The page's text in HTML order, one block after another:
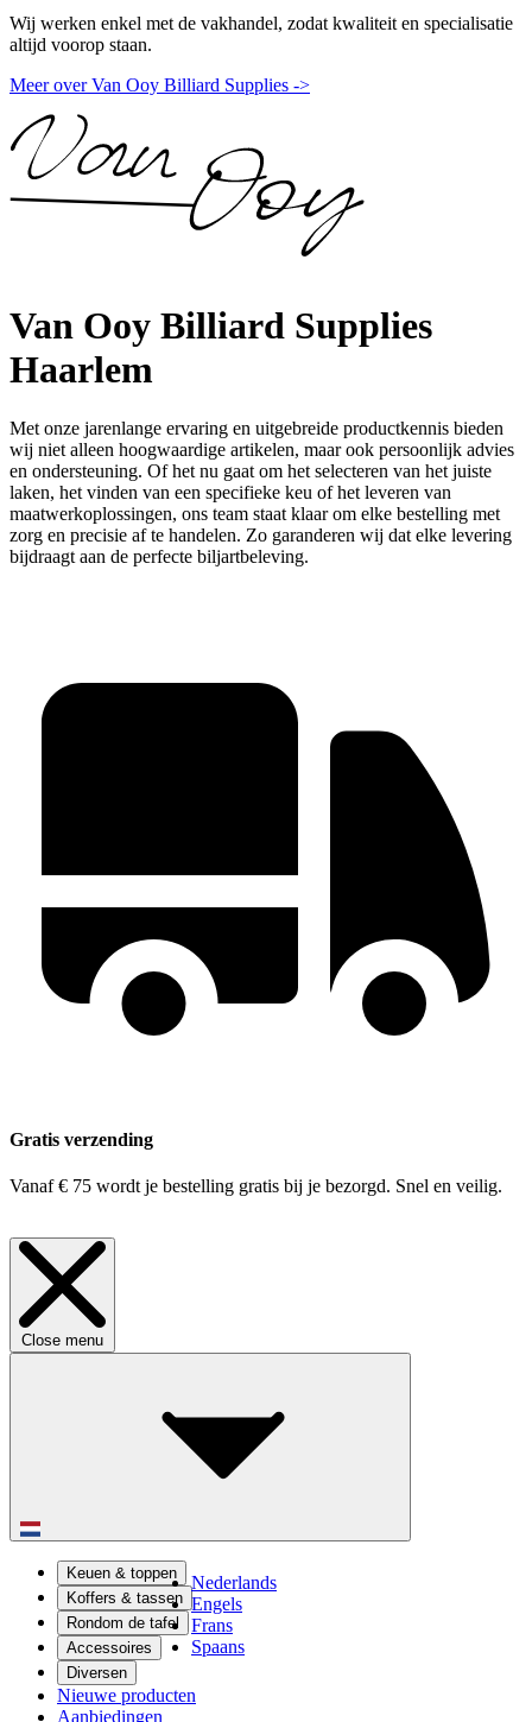
Wij werken enkel met de vakhandel, zodat kwaliteit en specialisatie
altijd voorop staan.
Meer over Van Ooy Billiard Supplies ->
Van Ooy Billiard Supplies
Haarlem
Met onze jarenlange ervaring en uitgebreide productkennis bieden
wij niet alleen hoogwaardige artikelen, maar ook persoonlijk advies
en ondersteuning. Of het nu gaat om het selecteren van het juiste
laken, het vinden van een specifieke keu of het leveren van
maatwerkoplossingen, ons team staat klaar om elke bestelling met
zorg en precisie af te handelen. Zo garanderen wij dat elke levering
bijdraagt aan de perfecte biljartbeleving.
Gratis verzending
Vanaf € 75 wordt je bestelling gratis bij je bezorgd. Snel en veilig.
Close menu
Nederlands
Engels
Frans
Spaans
Keuen & toppen
Koffers & tassen
Rondom de tafel
Accessoires
Diversen
Nieuwe producten
Aanbiedingen